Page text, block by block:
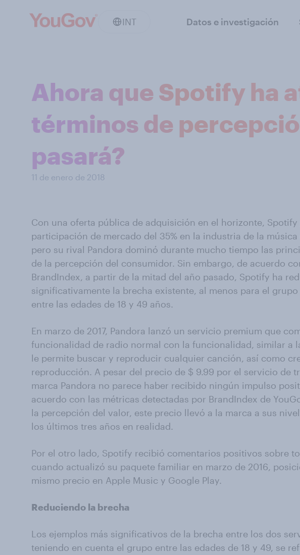
INT Datos e investigación
Ahora que Spotify ha
términos de
pasará?
11 de enero de 2018
Con una oferta pública de adquisición en el horizonte,
participación de mercado del 35% en la industria de la música
pero su rival Pandora dominó durante mucho tiempo las
de la percepción del consumidor. Sin embargo, de acuerdo
BrandIndex, a partir de la mitad del año pasado, Spotify ha
significativamente la brecha existente, al menos para el
entre las edades de 18 y 49 años.
En marzo de 2017, Pandora lanzó un servicio premium que
funcionalidad de radio normal con la funcionalidad, similar a
le permite buscar y reproducir cualquier canción, así como
reproducción. A pesar del precio de $ 9.99 por el servicio de
marca Pandora no parece haber recibido ningún impulso
acuerdo con las métricas detectadas por BrandIndex de
la percepción del valor, este precio llevó a la marca a sus
los últimos tres años en realidad.
Por el otro lado, Spotify recibió comentarios positivos sobre
cuando actualizó su paquete familiar en marzo de 2016,
mismo precio en Apple Music y Google Play.
Reduciendo la brecha
Los ejemplos más significativos de la brecha entre los dos
teniendo en cuenta el grupo entre las edades de 18 y 49, se